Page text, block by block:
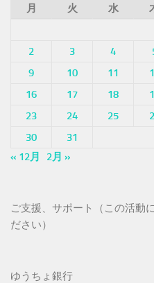
月
火 水
2
3 4
9
10 11
16
17 18
23
24 25
30
31
« 12月
2月 »
ご支援、サポート（この活動
ださい）
ゆうちょ銀行